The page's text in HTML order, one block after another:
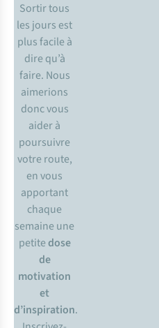
Sortir tous
les jours est
plus facile à
dire qu’à
faire. Nous
aimerions
donc vous
aider à
poursuivre
votre route,
en vous
apportant
chaque
semaine une
petitedose
de
motivation
et
d’inspiration.